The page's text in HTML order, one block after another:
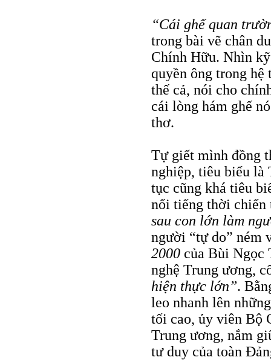
“Cái ghế quan
trong bài vẽ chân
Chính Hữu. Nhìn
quyền ông trong hệ
thế cả, nói cho
cái lòng hám ghế
thơ.
Tự giết mình đồng
nghiệp, tiêu biểu là
tục cũng khá tiêu
nổi tiếng thời chiến
sau con lớn làm
người “tự do” ném
2000 của Bùi Ngọc
nghệ Trung ương,
hiện thực lớn”.
leo nhanh lên
tối cao, ủy viên Bộ
Trung ương, nắm
tư duy của toàn